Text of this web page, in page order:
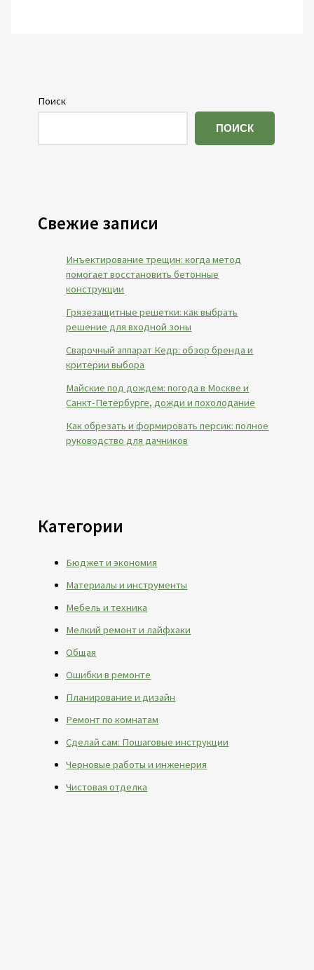
Поиск
ПОИСК
Свежие записи
Инъектирование трещин: когда метод
помогает восстановить бетонные
конструкции
Грязезащитные решетки: как выбрать
решение для входной зоны
Сварочный аппарат Кедр: обзор бренда и
критерии выбора
Майские под дождем: погода в Москве и
Санкт-Петербурге, дожди и похолодание
Как обрезать и формировать персик: полное
руководство для дачников
Категории
Бюджет и экономия
Материалы и инструменты
Мебель и техника
Мелкий ремонт и лайфхаки
Общая
Ошибки в ремонте
Планирование и дизайн
Ремонт по комнатам
Сделай сам: Пошаговые инструкции
Черновые работы и инженерия
Чистовая отделка